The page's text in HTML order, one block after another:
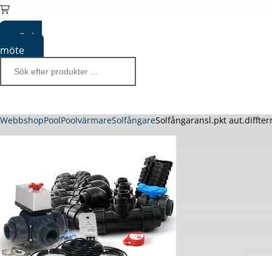
Boka
möte
WebbshopPoolPoolvärmareSolfångareSolfångaransl.pkt